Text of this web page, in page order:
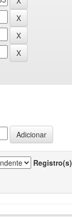
Registro(s)